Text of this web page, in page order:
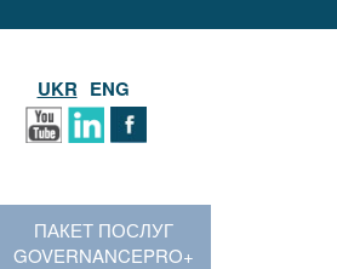
UKR ENG
ПАКЕТ ПОСЛУГ
GOVERNANCEPRO+